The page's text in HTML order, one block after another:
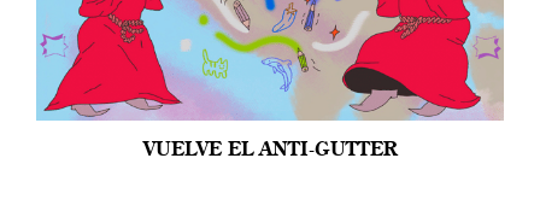
VUELVE EL ANTI-GUTTER